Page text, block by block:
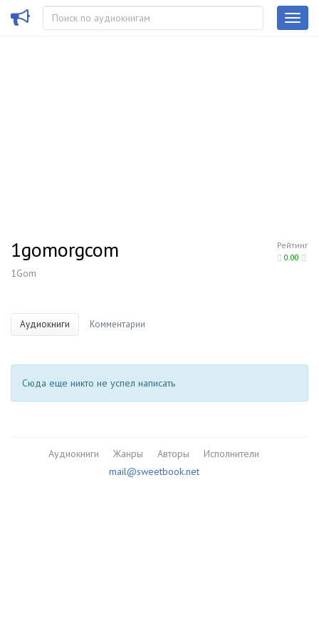
Рейтинг
0.00
1gomorgcom
1Gom
Аудиокниги Комментарии
Сюда еще никто не успел написать
Аудиокниги Жанры Авторы
Исполнители
mail@sweetbook.net